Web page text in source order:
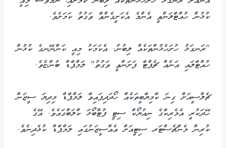
ކުޅުން ހުއްޓާލަންވީ އެންމެ އެކަށީގެންވާ ވަގުތު ކަމަށެވެ.
"ރަނގަޅު ހުށަހެޅުންތަކެއް ލިބުނު. އެކަމަކު މިއީ ކަންނޭނގެ ކުޅުން
ހުއްޓާލައި އަނެއް ޗެޕްޓާ ފަށަންވީ ވަގުތު" ލަމްޕާޑް ބުންޏެވެ.
ޗެލްސީއަށް ގިނަ ކާމިޔާބީތަކެއް ހޯދަދިފައިވާ ލަމްޕާޑް މިދިޔަ ސީޒަން
ހޭދަކުރީ އެމެރިކާގެ ނިއުޔޯކް ސިޓީ ފުޓްބޯޅަ ކްލަބްގައެވެ. އޭގެ
ކުރިން މެންޗެސްޓަރ ސިޓީއަށް އެއްސީޒަނުގައި ލަމްޕާޑް ކުޅެދިނެވެ.